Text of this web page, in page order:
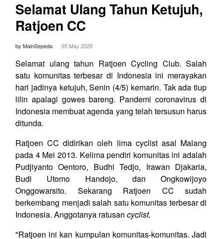
Selamat Ulang Tahun Ketujuh,
Ratjoen CC
by MainSepeda 05 May 2020
Selamat ulang tahun Ratjoen Cycling Club. Salah
satu komunitas terbesar di Indonesia ini merayakan
hari jadinya ketujuh, Senin (4/5) kemarin. Tak ada tiup
lilin apalagi gowes bareng. Pandemi coronavirus di
Indonesia membuat agenda yang telah tersusun harus
ditunda.
Ratjoen CC didirikan oleh lima cyclist asal Malang
pada 4 Mei 2013. Kelima pendiri komunitas ini adalah
Pudjiyanto Oentoro, Budhi Tedjo, Irawan Djakaria,
Budi Utomo Handojo, dan Ongkowijoyo
Onggowarsito. Sekarang Ratjoen CC sudah
berkembang menjadi salah satu komunitas terbesar di
Indonesia. Anggotanya ratusan cyclist.
"Ratjoen ini kan kumpulan komunitas-komunitas. Jadi